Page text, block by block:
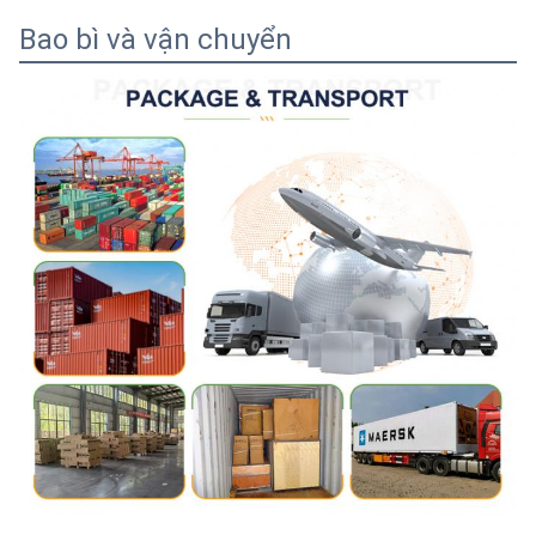
Bao bì và vận chuyển